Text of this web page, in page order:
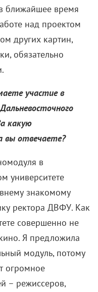
ближайшее время
над проектом
других картин,
обязательно
участие в
какую
вы отвечаете?
в
университете
знакомому
ректора ДВФУ. Как
совершенно не
Я предложила
модуль, потому
огромное
– режиссеров,